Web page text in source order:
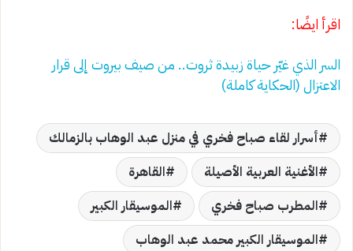
اقرأ ايضًا:
السر الذي غيّر حياة زبيدة ثروت.. من صيف بيروت إلى قرار
الاعتزال (الحكاية كاملة)
أسرار لقاء صباح فخري في منزل عبد الوهاب بالزمالك
الأغنية العربية الأصيلة
القاهرة
المطرب صباح فخري
الموسيقار الكبير
الموسيقار الكبير محمد عبد الوهاب